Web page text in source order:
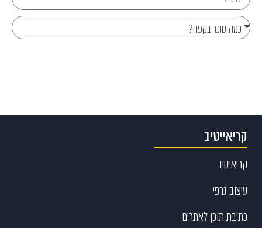
קריאייטיב
קריאייטיב
עיצוב גרפי
כתיבת תוכן לאתרים